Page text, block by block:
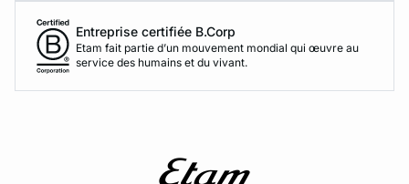
Entreprise certifiée B.Corp
Etam fait partie d’un mouvement mondial qui œuvre au
service des humains et du vivant.